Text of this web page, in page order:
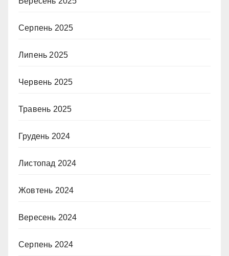
Серпень 2025
Липень 2025
Червень 2025
Травень 2025
Грудень 2024
Листопад 2024
Жовтень 2024
Вересень 2024
Серпень 2024